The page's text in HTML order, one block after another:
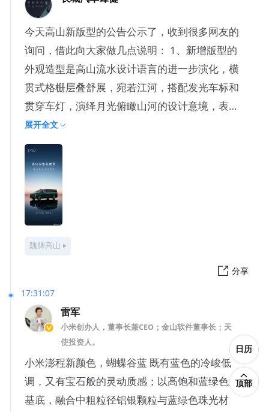
今天高山新版型的公告公示了，收到很多网友的
询问，借此向大家做几点说明： 1、新增版型的
外观造型是高山流水设计语言的进一步演化，横
贯式格栅层叠舒展，宛若江河，搭配发光车标和
贯穿车灯，演绎月光俯瞰山河的设计意境，表达
高山流水、步步高升的寓意
展开全文
魏牌高山
分享
17:31:07
雷军
小米创办人，董事长兼CEO；金山软件董事长；天
使投资人。
小米澎程新颜色，蝴蝶谷蓝 既有蓝色的冷峻低
调，又有宝石般的灵动质感；以高饱和蓝绿色为
基底，融合中粗粒径铝银颗粒与蓝绿色珠光材
日历
顶部